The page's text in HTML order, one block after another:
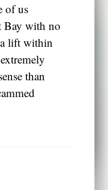
of us
Bay with no
lift within
than